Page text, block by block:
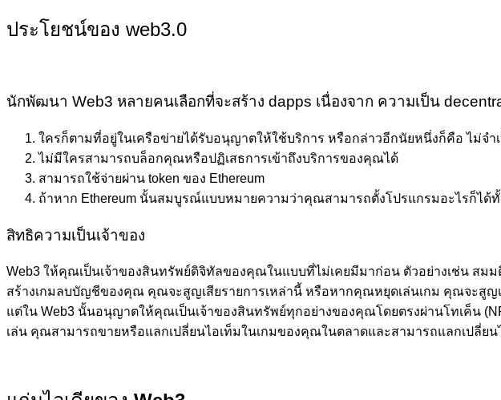
ประโยชน์ของ web3.0
นักพัฒนา Web3 หลายคนเลือกที่จะสร้าง dapps เนื่องจาก ความเป็น
ใครก็ตามที่อยู่ในเครือข่ายได้รับอนุญาตให้ใช้บริการ หรือกล่าวอีกนัยหนึ่งก็คือ ไม่จำ
ไม่มีใครสามารถบล็อกคุณหรือปฏิเสธการเข้าถึงบริการของคุณได้
สามารถใช้จ่ายผ่าน token ของ Ethereum
ถ้าหาก Ethereum นั้นสมบูรณ์แบบหมายความว่าคุณสามารถตั้งโปรแกรมอะไรก็ได้
สิทธิความเป็นเจ้าของ
Web3 ให้คุณเป็นเจ้าของสินทรัพย์ดิจิทัลของคุณในแบบที่ไม่เคยมีมาก่อน ตัวอย่างเช่น ส
สร้างเกมลบบัญชีของคุณ คุณจะสูญเสียรายการเหล่านี้ หรือหากคุณหยุดเล่นเกม คุณจะสูญ
แต่ใน Web3 นั้นอนุญาตให้คุณเป็นเจ้าของสินทรัพย์ทุกอย่างของคุณโดยตรงผ่านโทเค็น
เล่น คุณสามารถขายหรือแลกเปลี่ยนไอเท็มในเกมของคุณในตลาดและสามารถแลกเปลี่ยน